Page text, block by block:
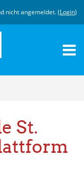
nicht angemeldet. (Login)
St.